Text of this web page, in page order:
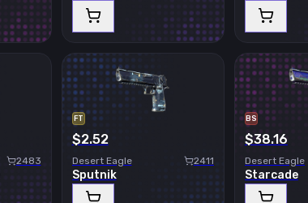
2483
FT
$2.52
Desert Eagle 2411
Sputnik
BS
$38.16
Desert Eagle
Starcade